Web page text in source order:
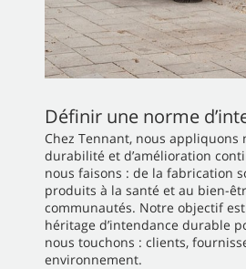
Définir une norme
Chez Tennant, nous appliquons
durabilité et d’amélioration
nous faisons : de la fabrication
produits à la santé et au bien-
communautés. Notre objectif
héritage d’intendance durable
nous touchons : clients,
environnement.